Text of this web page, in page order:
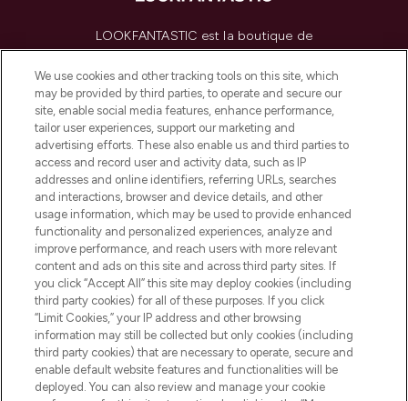
LOOKFANTASTIC est la boutique de
beauté incontournable en Europe,
proposant les meilleurs produits de soins
de la peau, des cheveux et de maquillage
de plus de 200 marques prestigieuses.
Faites vos achats en ligne ou via
l’application, avec la livraison offerte dès
55€ d'achat.
Consentement aux cookies
Do Not Sell or Share My Personal
Information
AIDE ET INFORMATIONS
INFORMATIONS GÉNÉRALES
À PROPOS DE LOOKFANTASTIC
We use cookies and other tracking tools on this site, which
may be provided by third parties, to operate and secure our
site, enable social media features, enhance performance,
tailor user experiences, support our marketing and
advertising efforts. These also enable us and third parties to
access and record user and activity data, such as IP
addresses and online identifiers, referring URLs, searches
and interactions, browser and device details, and other
usage information, which may be used to provide enhanced
functionality and personalized experiences, analyze and
improve performance, and reach users with more relevant
content and ads on this site and across third party sites. If
you click “Accept All” this site may deploy cookies (including
third party cookies) for all of these purposes. If you click
“Limit Cookies,” your IP address and other browsing
information may still be collected but only cookies (including
third party cookies) that are necessary to operate, secure and
enable default website features and functionalities will be
deployed. You can also review and manage your cookie